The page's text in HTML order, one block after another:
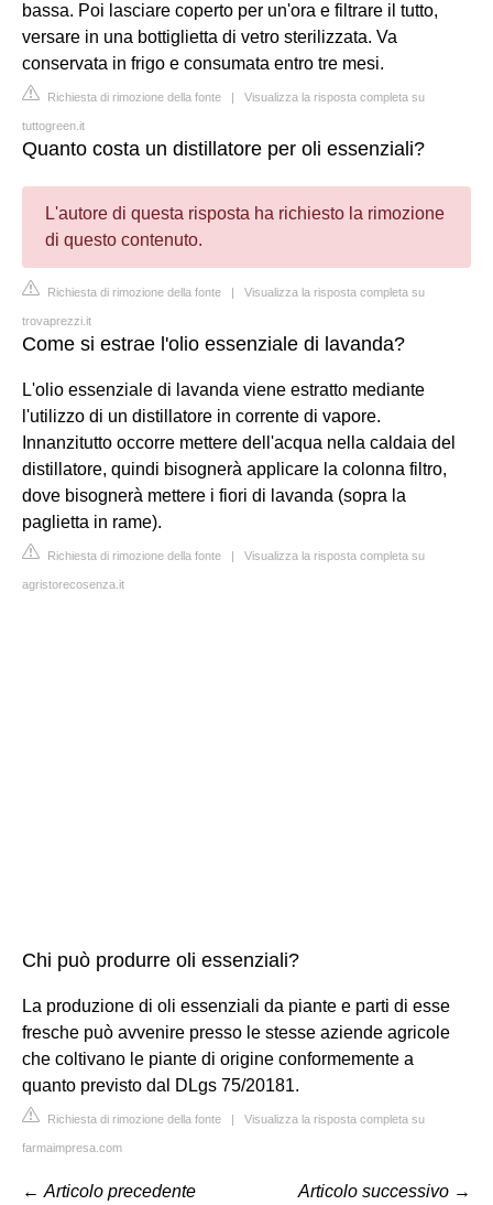
bassa. Poi lasciare coperto per un'ora e filtrare il tutto,
versare in una bottiglietta di vetro sterilizzata. Va
conservata in frigo e consumata entro tre mesi.
Richiesta di rimozione della fonte | Visualizza la risposta completa su
tuttogreen.it
Quanto costa un distillatore per oli essenziali?
L'autore di questa risposta ha richiesto la rimozione
di questo contenuto.
Richiesta di rimozione della fonte | Visualizza la risposta completa su
trovaprezzi.it
Come si estrae l'olio essenziale di lavanda?
L'olio essenziale di lavanda viene estratto mediante
l'utilizzo di un distillatore in corrente di vapore.
Innanzitutto occorre mettere dell'acqua nella caldaia del
distillatore, quindi bisognerà applicare la colonna filtro,
dove bisognerà mettere i fiori di lavanda (sopra la
paglietta in rame).
Richiesta di rimozione della fonte | Visualizza la risposta completa su
agristorecosenza.it
Chi può produrre oli essenziali?
La produzione di oli essenziali da piante e parti di esse
fresche può avvenire presso le stesse aziende agricole
che coltivano le piante di origine conformemente a
quanto previsto dal DLgs 75/20181.
Richiesta di rimozione della fonte | Visualizza la risposta completa su
farmaimpresa.com
← Articolo precedente
Articolo successivo →